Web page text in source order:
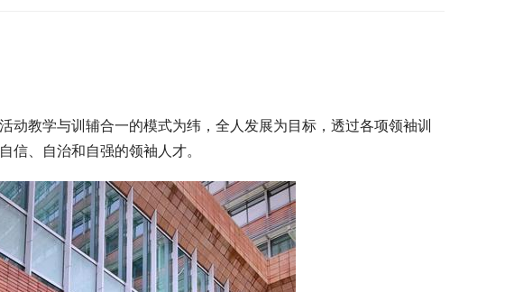
动教学与训辅合一的模式为纬，全人发展为目标，透过各项领袖训
信、自治和自强的领袖人才。